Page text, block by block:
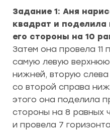
Задание 1: Аня
квадрат и
его стороны на 10
Затем она провела
самую левую
нижней, вторую
со второй справа
этого она поделила
стороны на 8 равных
и провела 7